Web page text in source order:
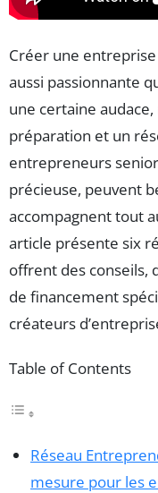
Créer une
aussi passionnante
une certaine
préparation et un
entrepreneurs
précieuse, peuvent
accompagnent tout
article présente six
offrent des conseils,
de financement
créateurs
Table of Contents
Réseau
mesure pour les